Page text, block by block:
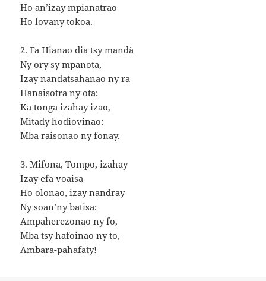
Ho an’izay mpianatrao
Ho lovany tokoa.
2. Fa Hianao dia tsy mandà
Ny ory sy mpanota,
Izay nandatsahanao ny ra
Hanaisotra ny ota;
Ka tonga izahay izao,
Mitady hodiovinao:
Mba raisonao ny fonay.
3. Mifona, Tompo, izahay
Izay efa voaisa
Ho olonao, izay nandray
Ny soan’ny batisa;
Ampaherezonao ny fo,
Mba tsy hafoinao ny to,
Ambara-pahafaty!